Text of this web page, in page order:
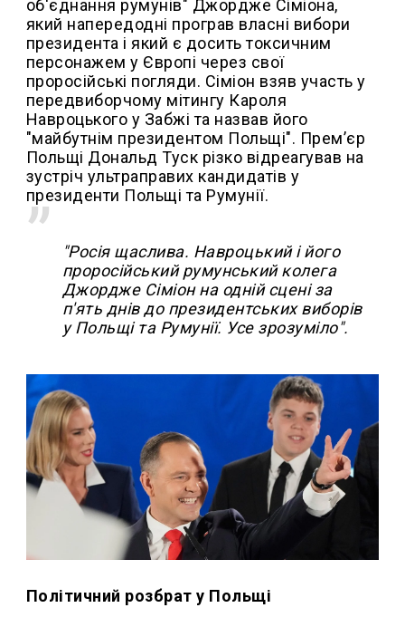
об'єднання румунів" Джордже Сіміона,
який напередодні програв власні вибори
президента і який є досить токсичним
персонажем у Європі через свої
проросійські погляди. Сіміон взяв участь у
передвиборчому мітингу Кароля
Навроцького у Забжі та назвав його
"майбутнім президентом Польщі". Прем’єр
Польщі Дональд Туск різко відреагував на
зустріч ультраправих кандидатів у
президенти Польщі та Румунії.
"Росія щаслива. Навроцький і його
проросійський румунський колега
Джордже Сіміон на одній сцені за
п'ять днів до президентських виборів
у Польщі та Румунії. Усе зрозуміло".
Політичний розбрат у Польщі